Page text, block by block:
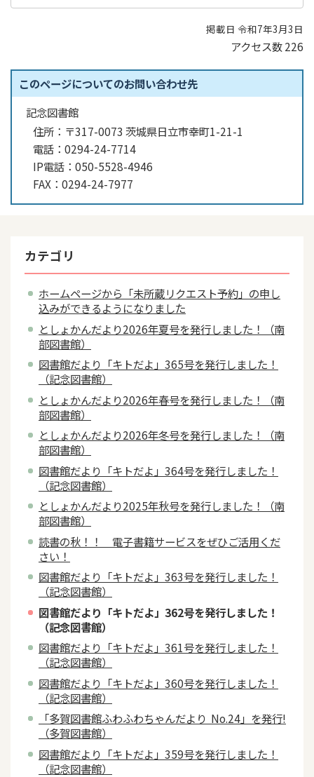
掲載日 令和7年3月3日
アクセス数226
このページについてのお問い合わせ先
記念図書館
住所： 〒317-0073 茨城県日立市幸町1-21-1
電話： 0294-24-7714
IP電話： 050-5528-4946
FAX： 0294-24-7977
カテゴリ
ホームページから「未所蔵リクエスト予約」の申し
込みができるようになりました
としょかんだより2026年夏号を発行しました！（南
部図書館）
図書館だより「キトだよ」365号を発行しました！
（記念図書館）
としょかんだより2026年春号を発行しました！（南
部図書館）
としょかんだより2026年冬号を発行しました！（南
部図書館）
図書館だより「キトだよ」364号を発行しました！
（記念図書館）
としょかんだより2025年秋号を発行しました！（南
部図書館）
読書の秋！！ 電子書籍サービスをぜひご活用くだ
さい！
図書館だより「キトだよ」363号を発行しました！
（記念図書館）
図書館だより「キトだよ」362号を発行しました！
（記念図書館）
図書館だより「キトだよ」361号を発行しました！
（記念図書館）
図書館だより「キトだよ」360号を発行しました！
（記念図書館）
「多賀図書館ふわふわちゃんだより No.24」を発行!
（多賀図書館）
図書館だより「キトだよ」359号を発行しました！
（記念図書館）